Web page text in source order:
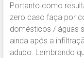
Portanto como
zero caso faça por
domésticos / águas
ainda após a
adubo. Lembrando